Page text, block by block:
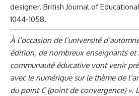
designer. British Journal of
1044-1058.
À l’occasion de l’université
édition, de nombreux enseignants et
communauté éducative vont venir
avec le numérique sur le thème de
du point C (point de convergence) ».